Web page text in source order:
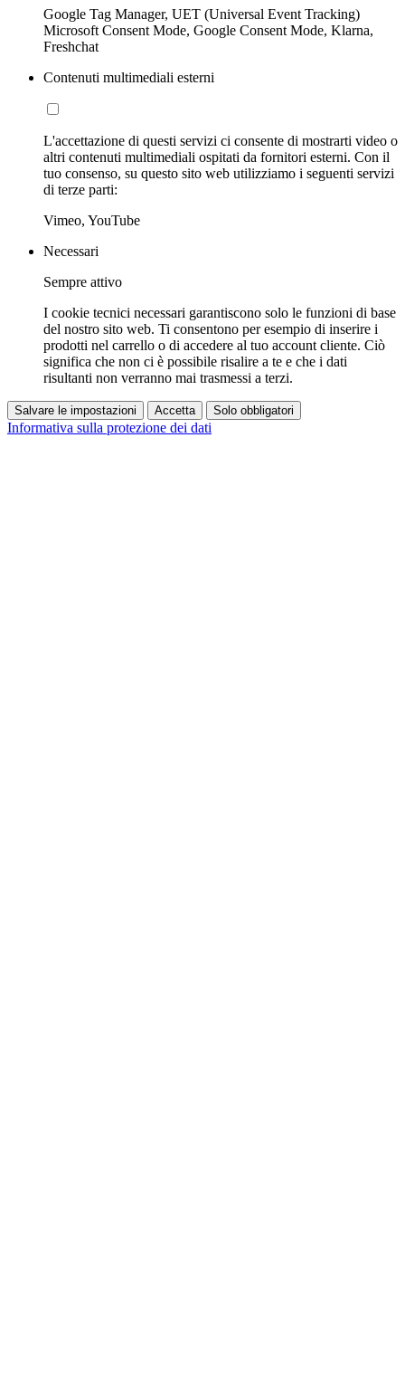
Google Tag Manager, UET (Universal Event Tracking)
Microsoft Consent Mode, Google Consent Mode, Klarna,
Freshchat
Contenuti multimediali esterni
L'accettazione di questi servizi ci consente di mostrarti video o
altri contenuti multimediali ospitati da fornitori esterni. Con il
tuo consenso, su questo sito web utilizziamo i seguenti servizi
di terze parti:
Vimeo, YouTube
Necessari
Sempre attivo
I cookie tecnici necessari garantiscono solo le funzioni di base
del nostro sito web. Ti consentono per esempio di inserire i
prodotti nel carrello o di accedere al tuo account cliente. Ciò
significa che non ci è possibile risalire a te e che i dati
risultanti non verranno mai trasmessi a terzi.
Salvare le impostazioni Accetta Solo obbligatori
Informativa sulla protezione dei dati